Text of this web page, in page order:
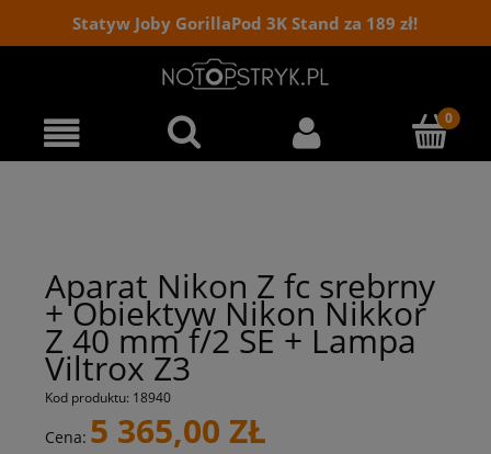
Statyw Joby GorillaPod 3K Stand za 189 zł!
Aparat Nikon Z fc srebrny
+ Obiektyw Nikon Nikkor
Z 40 mm f/2 SE + Lampa
Viltrox Z3
Kod produktu: 18940
Cena: 5 365,00 ZŁ